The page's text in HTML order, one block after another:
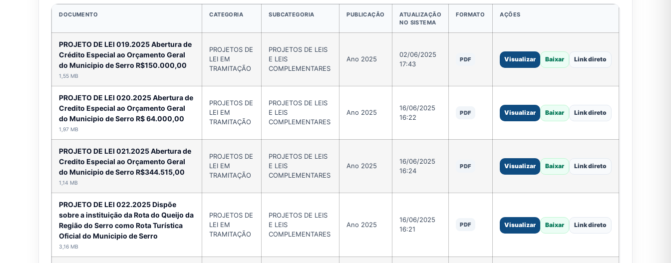
DOCUMENTO CATEGORIA SUBCATEGORIA PUBLICAÇÃO
ATUALIZAÇÃO
NO SISTEMA
FORMATO AÇÕES
PROJETO DE LEI 019.2025 Abertura de
Crédito Especial ao Orçamento Geral
do Municipio de Serro R$150.000,00
1,55 MB
PROJETOS DE
LEI EM
TRAMITAÇÃO
PROJETOS DE LEIS
E LEIS
COMPLEMENTARES
Ano 2025
02/06/2025
17:43
PDF Visualizar Baixar Link direto
PROJETO DE LEI 020.2025 Abertura de
Credito Especial ao Orçamento Geral
do Municipio de Serro R$ 64.000,00
1,97 MB
PROJETOS DE
LEI EM
TRAMITAÇÃO
PROJETOS DE LEIS
E LEIS
COMPLEMENTARES
Ano 2025
16/06/2025
16:22
PDF Visualizar Baixar Link direto
PROJETO DE LEI 021.2025 Abertura de
Credito Especial ao Orçamento Geral
do Municipio de Serro R$344.515,00
1,14 MB
PROJETOS DE
LEI EM
TRAMITAÇÃO
PROJETOS DE LEIS
E LEIS
COMPLEMENTARES
Ano 2025
16/06/2025
16:24
PDF Visualizar Baixar Link direto
PROJETO DE LEI 022.2025 Dispõe
sobre a instituição da Rota do Queijo da
Região do Serro como Rota Turística
Oficial do Municipio de Serro
3,16 MB
PROJETOS DE
LEI EM
TRAMITAÇÃO
PROJETOS DE LEIS
E LEIS
COMPLEMENTARES
Ano 2025
16/06/2025
16:21
PDF Visualizar Baixar Link direto